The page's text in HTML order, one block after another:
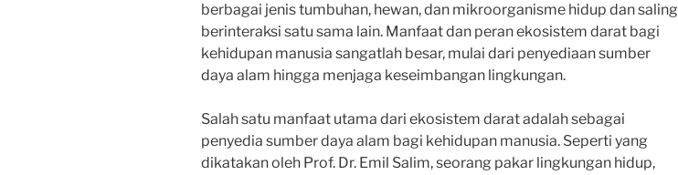
berbagai jenis tumbuhan, hewan, dan mikroorganisme hidup dan saling
berinteraksi satu sama lain. Manfaat dan peran ekosistem darat bagi
kehidupan manusia sangatlah besar, mulai dari penyediaan sumber
daya alam hingga menjaga keseimbangan lingkungan.
Salah satu manfaat utama dari ekosistem darat adalah sebagai
penyedia sumber daya alam bagi kehidupan manusia. Seperti yang
dikatakan oleh Prof. Dr. Emil Salim, seorang pakar lingkungan hidup,